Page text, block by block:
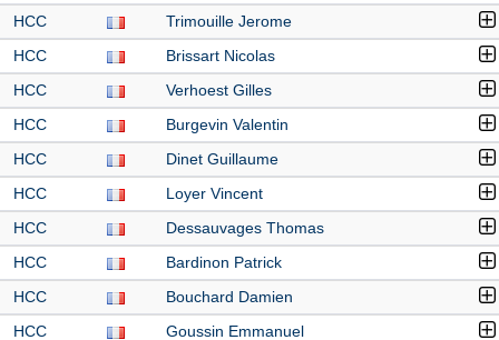
HCC Trimouille Jerome
HCC Brissart Nicolas
HCC Verhoest Gilles
HCC Burgevin Valentin
HCC Dinet Guillaume
HCC Loyer Vincent
HCC Dessauvages Thomas
HCC Bardinon Patrick
HCC Bouchard Damien
HCC Goussin Emmanuel